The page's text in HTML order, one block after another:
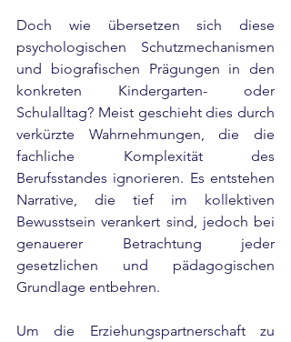
Doch wie übersetzen sich diese
psychologischen Schutzmechanismen
und biografischen Prägungen in den
konkreten Kindergarten- oder
Schulalltag? Meist geschieht dies durch
verkürzte Wahrnehmungen, die die
fachliche Komplexität des
Berufsstandes ignorieren. Es entstehen
Narrative, die tief im kollektiven
Bewusstsein verankert sind, jedoch bei
genauerer Betrachtung jeder
gesetzlichen und pädagogischen
Grundlage entbehren.
Um die Erziehungspartnerschaft zu